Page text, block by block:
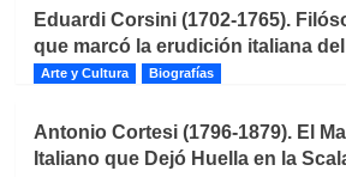
Eduardi Corsini (1702-1765).
que marcó la erudición italiana del
Arte y Cultura Biografías
Antonio Cortesi (1796-1879). El
Italiano que Dejó Huella en la